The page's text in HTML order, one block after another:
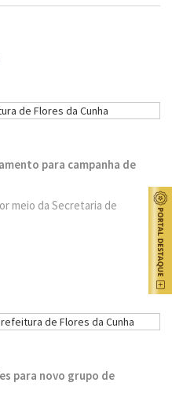
para campanha de
meio da Secretaria de
para novo grupo de